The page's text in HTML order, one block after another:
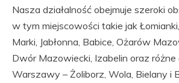
Nasza działalność obejmuje szeroki
w tym miejscowości takie jak
Marki, Jabłonna, Babice, Ożarów
Dwór Mazowiecki, Izabelin oraz różne
Warszawy – Żoliborz, Wola, Bielany i